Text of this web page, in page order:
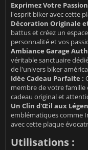
Exprimez Votre
l'esprit biker avec cette
Décoration Originale
battus et créez un
personnalité et vos
Ambiance Garage
véritable sanctuaire
de l'univers biker
Idée Cadeau Parfaite :
membre de votre famille
cadeau original et
Un Clin d'Œil aux
emblématiques comme
avec cette plaque
Utilisations :